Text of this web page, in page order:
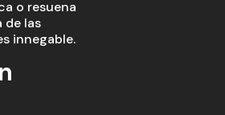
o resuena
de las
innegable.